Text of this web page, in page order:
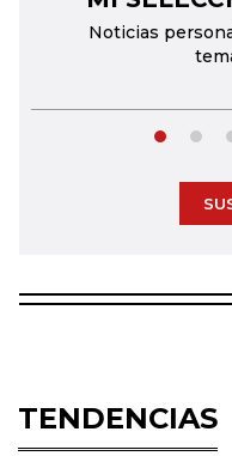
Noticias
TENDENCIAS